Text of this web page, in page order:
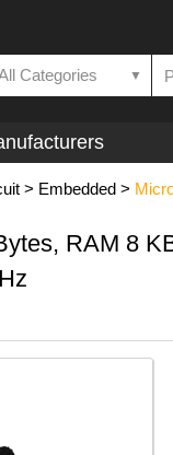
Categories ▼
> Embedded >
RAM 8